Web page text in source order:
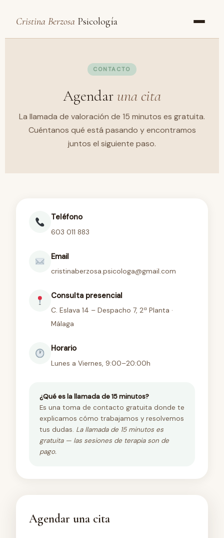
Cristina Berzosa Psicología
CONTACTO
Agendar una cita
La llamada de valoración de 15 minutos es gratuita.
Cuéntanos qué está pasando y encontramos
juntos el siguiente paso.
Teléfono
603 011 883
Email
cristinaberzosa.psicologa@gmail.com
Consulta presencial
C. Eslava 14 – Despacho 7, 2ª Planta ·
Málaga
Horario
Lunes a Viernes, 9:00–20:00h
¿Qué es la llamada de 15 minutos?
Es una toma de contacto gratuita donde te
explicamos cómo trabajamos y resolvemos
tus dudas. La llamada de 15 minutos es
gratuita — las sesiones de terapia son de
pago.
Agendar una cita